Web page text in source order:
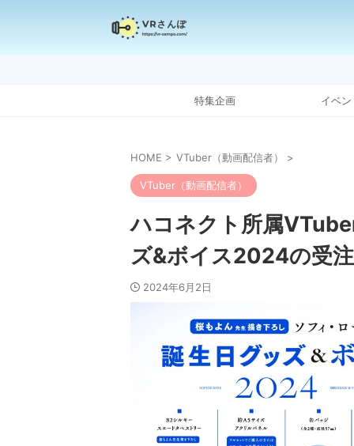
特集企画 イベン
HOME > VTuber（動画配信者） >
VTuber（動画配信者）
ハコネクト所属
ズ&ボイス2024の受
2024年6月2日